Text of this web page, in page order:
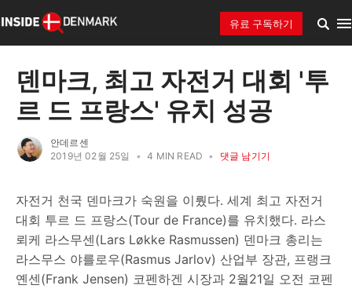
유료 구독하기
덴마크, 최고 자전거 대회 '투
르 드 프랑스' 유치 성공
안데르센
2019년 02월 25일
• 4 MIN READ • 댓글 남기기
자전거 천국 덴마크가 숙원을 이뤘다. 세계 최고 자전거
대회 투르 드 프랑스(Tour de France)를 유치했다. 라스
뢰케 라스무센(Lars Løkke Rasmussen) 덴마크 총리는
라스무스 야를로우(Rasmus Jarlov) 산업부 장관, 프랭크
옌센(Frank Jensen) 코펜하겐 시장과 2월21일 오전 코펜